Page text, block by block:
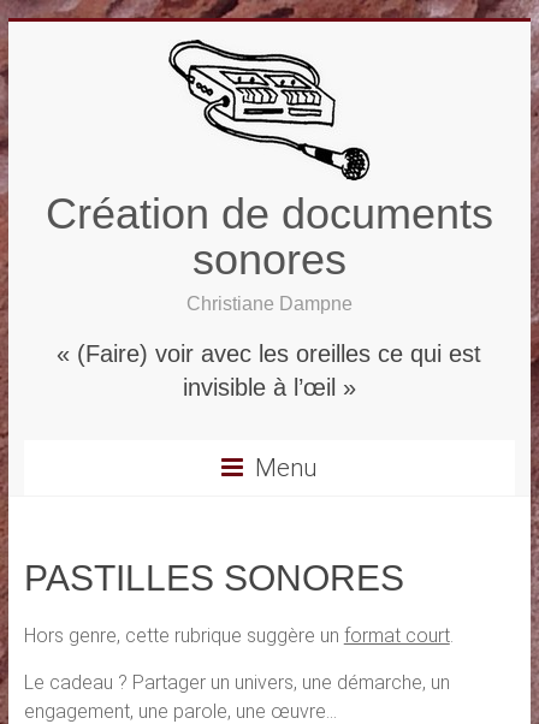
Création de documents
sonores
Christiane Dampne
« (Faire) voir avec les oreilles ce qui est
invisible à l’œil »
Menu
PASTILLES SONORES
Hors genre, cette rubrique suggère un format court.
Le cadeau ? Partager un univers, une démarche, un
engagement, une parole, une œuvre…